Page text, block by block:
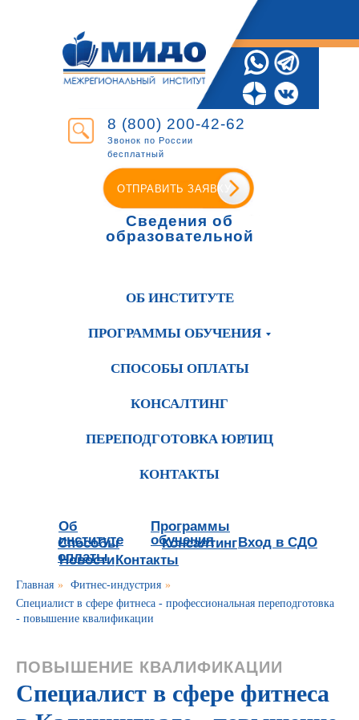
8 (800) 200-42-62
Звонок по России
бесплатный
ОТПРАВИТЬ ЗАЯВКУ
Сведения об
образовательной
ОБ ИНСТИТУТЕ
ПРОГРАММЫ ОБУЧЕНИЯ
СПОСОБЫ ОПЛАТЫ
КОНСАЛТИНГ
ПЕРЕПОДГОТОВКА ЮРЛИЦ
КОНТАКТЫ
Об
институте
Программы
обучения
Способы
оплаты
Консалтинг
Новости
Вход в СДО
Контакты
Главная » Фитнес-индустрия »
Специалист в сфере фитнеса - профессиональная переподготовка
- повышение квалификации
ПОВЫШЕНИЕ КВАЛИФИКАЦИИ
Специалист в сфере фитнеса